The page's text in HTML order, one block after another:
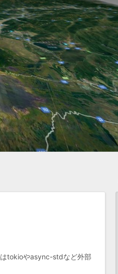
tokioやasync-stdなど外部